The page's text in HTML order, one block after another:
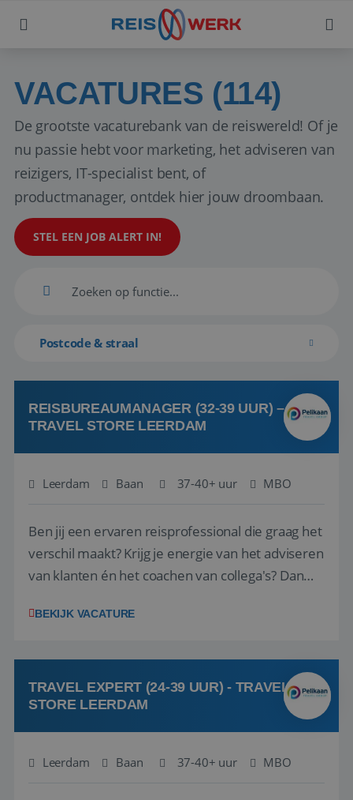
VACATURES (114)
De grootste vacaturebank van de reiswereld! Of je
nu passie hebt voor marketing, het adviseren van
reizigers, IT-specialist bent, of
productmanager, ontdek hier jouw droombaan.
STEL EEN JOB ALERT IN!
Postcode & straal
REISBUREAUMANAGER (32-39 UUR) –
TRAVEL STORE LEERDAM
Leerdam Baan 37-40+ uur MBO
Ben jij een ervaren reisprofessional die graag het
verschil maakt? Krijg je energie van het adviseren
van klanten én het coachen van collega's? Dan
(onderdeel van Pelikaan Travel Group) zoeken
team het reisbureau verder...
BEKIJK VACATURE
TRAVEL EXPERT (24-39 UUR) - TRAVEL
STORE LEERDAM
Leerdam Baan 37-40+ uur MBO